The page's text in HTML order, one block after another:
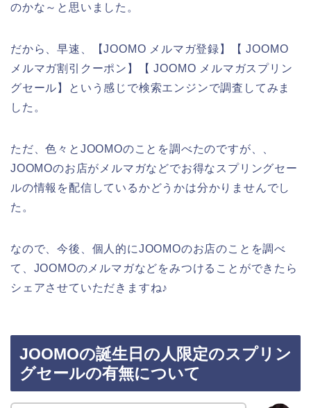
のかな～と思いました。
だから、早速、【JOOMO メルマガ登録】【 JOOMO
メルマガ割引クーポン】【 JOOMO メルマガスプリン
グセール】という感じで検索エンジンで調査してみま
した。
ただ、色々とJOOMOのことを調べたのですが、、
JOOMOのお店がメルマガなどでお得なスプリングセー
ルの情報を配信しているかどうかは分かりませんでし
た。
なので、今後、個人的にJOOMOのお店のことを調べ
て、JOOMOのメルマガなどをみつけることができたら
シェアさせていただきますね♪
JOOMOの誕生日の人限定のスプリン
グセールの有無について